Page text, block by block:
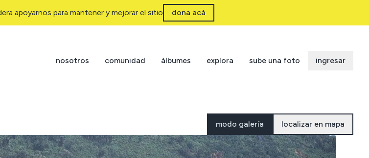
apoyarnos para mantener y mejorar el sitio dona acá
nosotros comunidad álbumes explora sube una foto ingresar
modo galería localizar en mapa